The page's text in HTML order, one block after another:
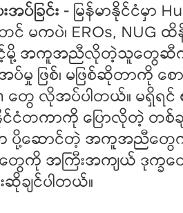
ပ်ခြင်း -မြန်မာနိုင်ငံမှာ
ပဲ၊ EROs, NUG ထိ
င့်မို့ အကူအညီလိုတဲ့သူတွေဆီကို
ဖြစ်၊ မဖြစ်ဆိုတာကို စ
တွေ လိုအပ်ပါတယ်။ မရှိရင်
နိုင်ငံတကာကို ပြောလိုတဲ့ တ
ောင်တဲ့ အကူအညီတွေကတိုင်
ကို အကြီးအကျယ် ဒုက္ခ
ချင်ပါတယ်။